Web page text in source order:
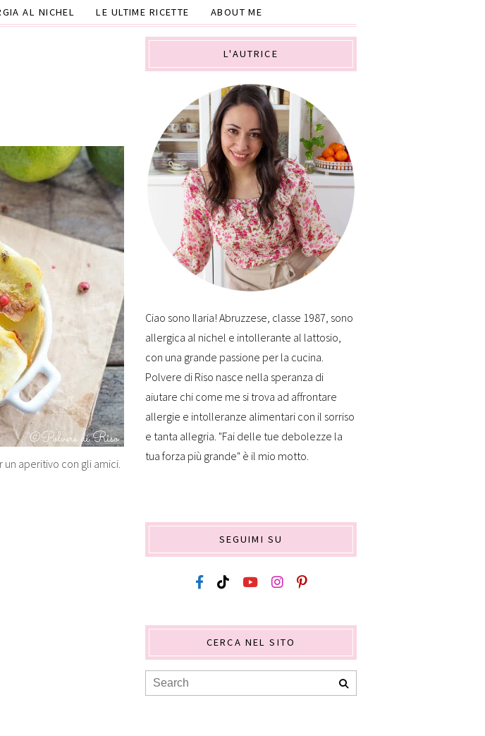
AL NICHEL LE ULTIME RICETTE ABOUT ME
aperitivo con gli amici.
L'AUTRICE
Ciao sono Ilaria! Abruzzese, classe 1987, sono
allergica al nichel e intollerante al lattosio,
con una grande passione per la cucina.
Polvere di Riso nasce nella speranza di
aiutare chi come me si trova ad affrontare
allergie e intolleranze alimentari con il sorriso
e tanta allegria. "Fai delle tue debolezze la
tua forza più grande" è il mio motto.
SEGUIMI SU
CERCA NEL SITO